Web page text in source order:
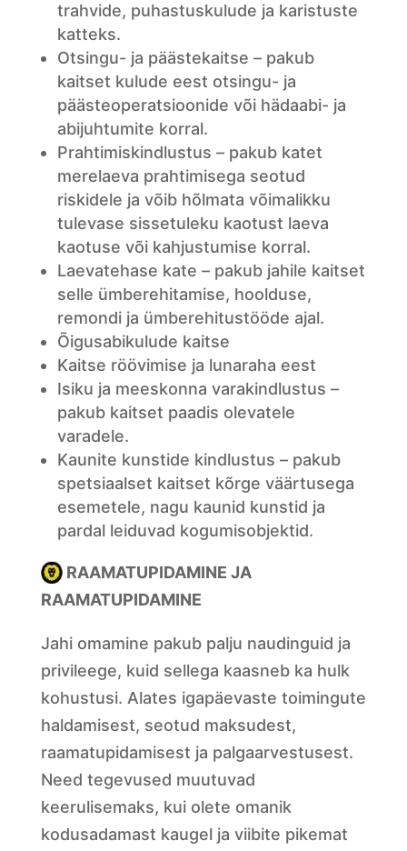
trahvide, puhastuskulude ja karistuste
katteks.
Otsingu- ja päästekaitse – pakub
kaitset kulude eest otsingu- ja
päästeoperatsioonide või hädaabi- ja
abijuhtumite korral.
Prahtimiskindlustus – pakub katet
merelaeva prahtimisega seotud
riskidele ja võib hõlmata võimalikku
tulevase sissetuleku kaotust laeva
kaotuse või kahjustumise korral.
Laevatehase kate – pakub jahile kaitset
selle ümberehitamise, hoolduse,
remondi ja ümberehitustööde ajal.
Õigusabikulude kaitse
Kaitse röövimise ja lunaraha eest
Isiku ja meeskonna varakindlustus –
pakub kaitset paadis olevatele
varadele.
Kaunite kunstide kindlustus – pakub
spetsiaalset kaitset kõrge väärtusega
esemetele, nagu kaunid kunstid ja
pardal leiduvad kogumisobjektid.
RAAMATUPIDAMINE JA
RAAMATUPIDAMINE
Jahi omamine pakub palju naudinguid ja
privileege, kuid sellega kaasneb ka hulk
kohustusi. Alates igapäevaste toimingute
haldamisest, seotud maksudest,
raamatupidamisest ja palgaarvestusest.
Need tegevused muutuvad
keerulisemaks, kui olete omanik
kodusadamast kaugel ja viibite pikemat